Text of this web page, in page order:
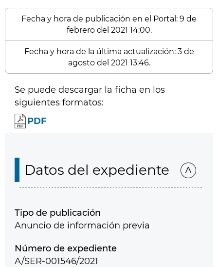
Fecha y hora de publicación en el Portal: 9 de
febrero del 2021 14:00.
Fecha y hora de la última actualización: 3 de
agosto del 2021 13:46.
Se puede descargar la ficha en los
siguientes formatos:
PDF
Datos del expediente
Tipo de publicación
Anuncio de información previa
Número de expediente
A/SER-001546/2021